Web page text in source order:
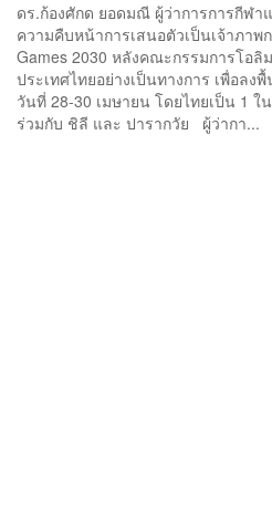
ดร.ก้องศักด ยอดมณี ผู้ว่าการการกีฬา
ความคืบหน้าการเสนอตัวเป็นเจ้าภาพ
Games 2030 หลังคณะกรรมการโอลิ
ประเทศไทยอย่างเป็นทางการ เพื่อลง
วันที่ 28-30 เมษายน โดยไทยเป็น 1
ร่วมกับ ชิลี และ ปารากวัย ผู้ว่ากา...